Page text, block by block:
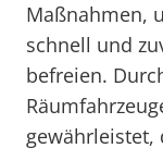
Maßnahmen,
schnell und
befreien.
gewährleistet,